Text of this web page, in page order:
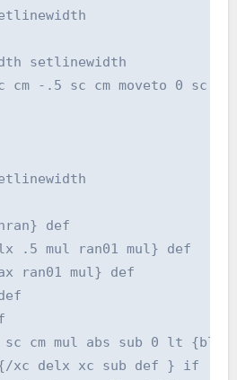
setlinewidth
cm -.5 sc cm moveto 0 sc
def
.5 mul ran01 mul} def
ran01 mul} def
cm mul abs sub 0 lt
xc delx xc sub def } if